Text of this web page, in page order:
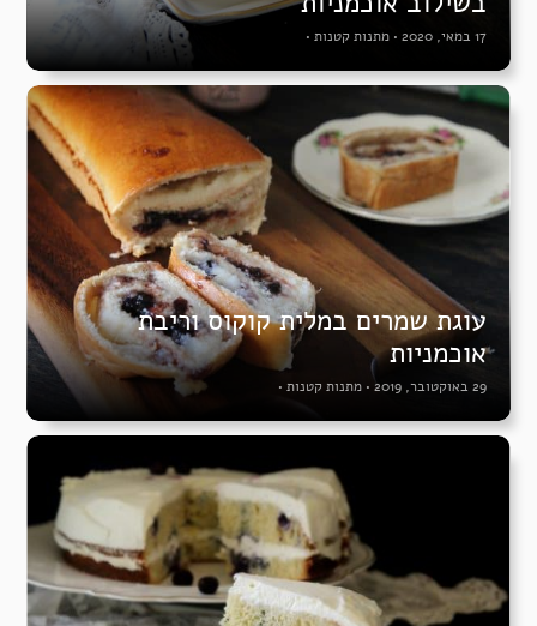
17 במאי, 2020 • מתנות קטנות •
עוגת שמרים במלית קוקוס וריבת
אוכמניות
29 באוקטובר, 2019 • מתנות קטנות •